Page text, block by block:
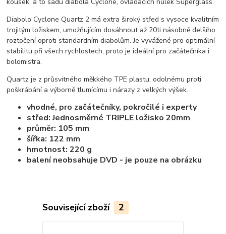
Diabolo Cyclone Quartz 2 má extra široký střed s vysoce kvalitním
trojitým ložiskem, umožňujícím dosáhnout až 20ti násobně delšího
roztočení oproti standardním diabolům. Je vyvážené pro optimální
stabilitu při všech rychlostech, proto je ideální pro začátečníka i
bolomistra.
Quartz je z průsvitného měkkého TPE plastu, odolnému proti
poškrábání a výborně tlumícímu i nárazy z velkých výšek.
vhodné, pro začátečníky, pokročilé i experty
střed: Jednosměrné TRIPLE ložisko 20mm
průměr: 105 mm
šířka: 122 mm
hmotnost: 220 g
balení neobsahuje DVD - je pouze na obrázku
Související zboží 2